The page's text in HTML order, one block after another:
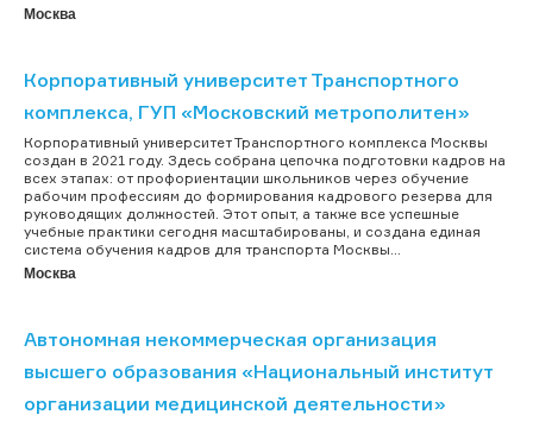
Москва
Корпоративный университет Транспортного
комплекса, ГУП «Московский метрополитен»
Корпоративный университет Транспортного комплекса Москвы
создан в 2021 году. Здесь собрана цепочка подготовки кадров на
всех этапах: от профориентации школьников через обучение
рабочим профессиям до формирования кадрового резерва для
руководящих должностей. Этот опыт, а также все успешные
учебные практики сегодня масштабированы, и создана единая
система обучения кадров для транспорта Москвы...
Москва
Автономная некоммерческая организация
высшего образования «Национальный институт
организации медицинской деятельности»